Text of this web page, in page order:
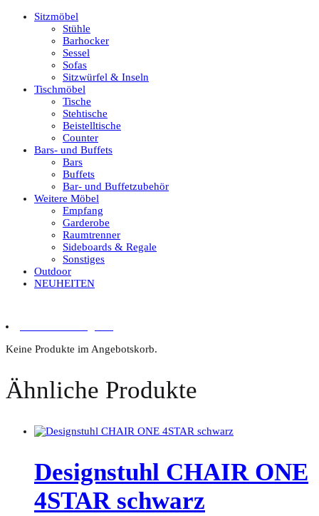
Sitzmöbel
Stühle
Barhocker
Sessel
Sofas
Sitzwürfel & Inseln
Tischmöbel
Tische
Stehtische
Beistelltische
Counter
Bars- und Buffets
Bars
Buffets
Bar- und Buffetzubehör
Weitere Möbel
Empfang
Garderobe
Raumtrenner
Sideboards & Regale
Sonstiges
Outdoor
NEUHEITEN
Keine Produkte im Angebotskorb.
Ähnliche Produkte
Designstuhl CHAIR ONE
4STAR schwarz